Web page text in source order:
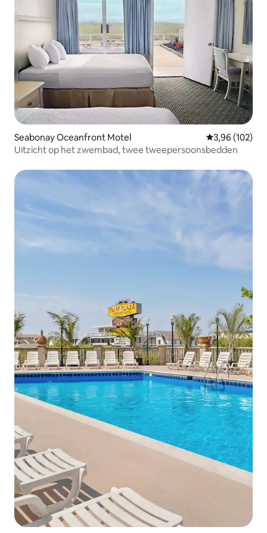
Seabonay Oceanfront Motel Gemiddelde
3,96 (102)
Uitzicht op het zwembad, twee tweepersoonsbedden